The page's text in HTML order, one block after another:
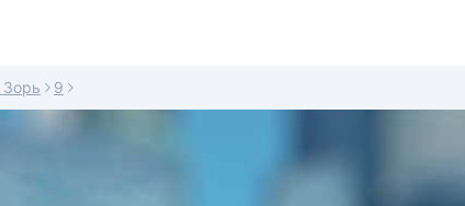
9